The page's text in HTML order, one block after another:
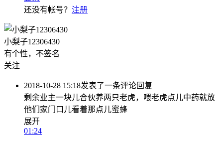
还没有帐号？ 注册
小梨子12306430
有个性，不签名
关注
2018-10-28 15:18发表了一条评论回复
剩余业主一块儿合伙养两只老虎，喂老虎点儿中药就放
他们家门口儿看着那点儿蜜蜂
展开
01:24